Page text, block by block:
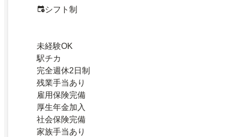
シフト制
未経験OK
駅チカ
完全週休2日制
残業手当あり
雇用保険完備
厚生年金加入
社会保険完備
家族手当あり